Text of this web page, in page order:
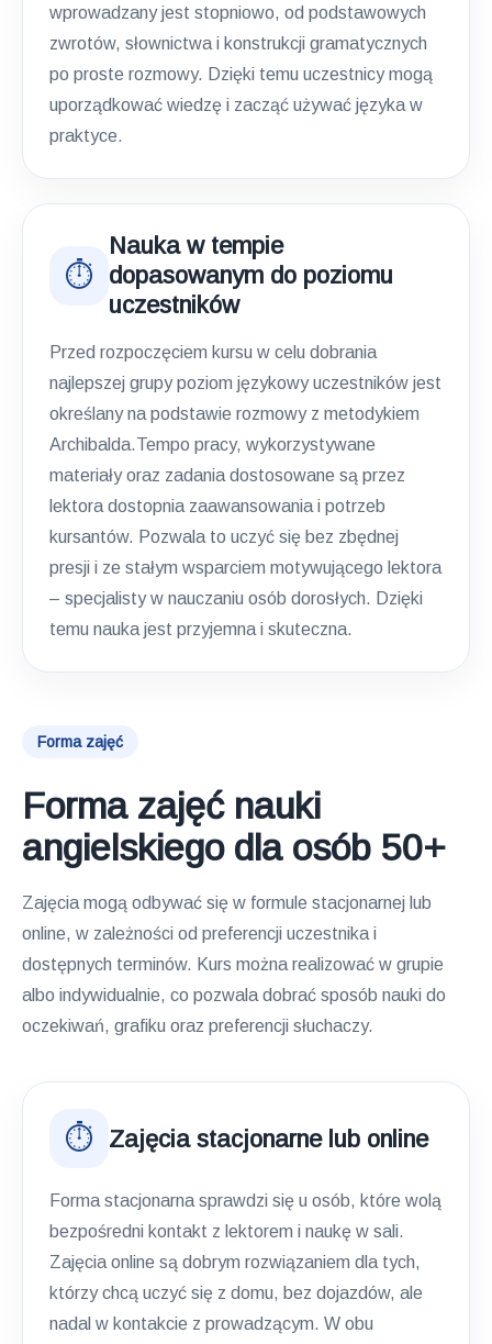
wprowadzany jest stopniowo, od podstawowych
zwrotów, słownictwa i konstrukcji gramatycznych
po proste rozmowy. Dzięki temu uczestnicy mogą
uporządkować wiedzę i zacząć używać języka w
praktyce.
⏱️
Nauka w tempie
dopasowanym do poziomu
uczestników
Przed rozpoczęciem kursu w celu dobrania
najlepszej grupy poziom językowy uczestników jest
określany na podstawie rozmowy z metodykiem
Archibalda.Tempo pracy, wykorzystywane
materiały oraz zadania dostosowane są przez
lektora dostopnia zaawansowania i potrzeb
kursantów. Pozwala to uczyć się bez zbędnej
presji i ze stałym wsparciem motywującego lektora
– specjalisty w nauczaniu osób dorosłych. Dzięki
temu nauka jest przyjemna i skuteczna.
Forma zajęć
Forma zajęć nauki
angielskiego dla osób 50+
Zajęcia mogą odbywać się w formule stacjonarnej lub
online, w zależności od preferencji uczestnika i
dostępnych terminów. Kurs można realizować w grupie
albo indywidualnie, co pozwala dobrać sposób nauki do
oczekiwań, grafiku oraz preferencji słuchaczy.
⏱️ Zajęcia stacjonarne lub online
Forma stacjonarna sprawdzi się u osób, które wolą
bezpośredni kontakt z lektorem i naukę w sali.
Zajęcia online są dobrym rozwiązaniem dla tych,
którzy chcą uczyć się z domu, bez dojazdów, ale
nadal w kontakcie z prowadzącym. W obu